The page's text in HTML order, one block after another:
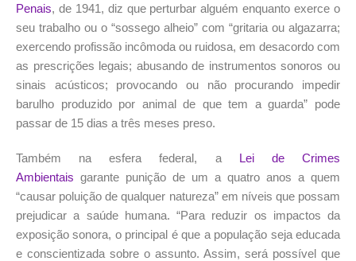
Penais, de 1941, diz que perturbar alguém enquanto exerce o
seu trabalho ou o “sossego alheio” com “gritaria ou algazarra;
exercendo profissão incômoda ou ruidosa, em desacordo com
as prescrições legais; abusando de instrumentos sonoros ou
sinais acústicos; provocando ou não procurando impedir
barulho produzido por animal de que tem a guarda” pode
passar de 15 dias a três meses preso.
Também na esfera federal, a Lei de Crimes
Ambientais garante punição de um a quatro anos a quem
“causar poluição de qualquer natureza” em níveis que possam
prejudicar a saúde humana. “Para reduzir os impactos da
exposição sonora, o principal é que a população seja educada
e conscientizada sobre o assunto. Assim, será possível que